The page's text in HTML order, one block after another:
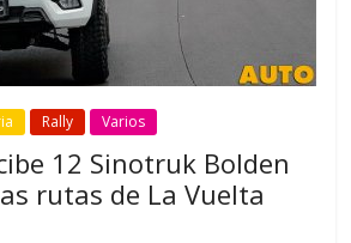
Rally Varios
12 Sinotruk Bolden
rutas de La Vuelta